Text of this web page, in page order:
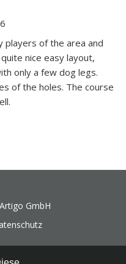
players of the area and
nice easy layout,
only a few dog legs.
of the holes. The course
Artigo GmbH